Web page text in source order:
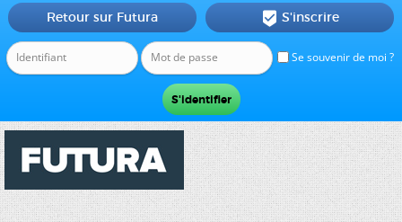
Se souvenir de moi ?
Retour sur Futura  S'inscrire